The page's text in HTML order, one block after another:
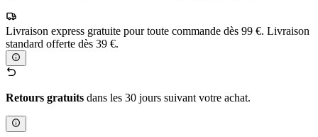
Livraison express gratuite pour toute commande dès 99 €. Livraison
standard offerte dès 39 €.
Retours gratuits dans les 30 jours suivant votre achat.